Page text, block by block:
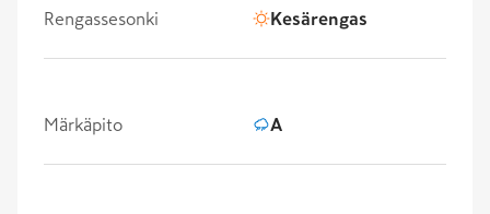
Rengassesonki Kesärengas
Märkäpito A